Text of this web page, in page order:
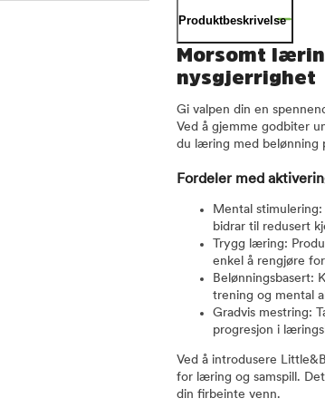
Produktbeskrivelse
Morsomt
nysgjerrighet
Gi valpen din en
Ved å gjemme godbiter
du læring med belønning
Fordeler med
Mental
bidrar til redusert
Trygg læring:
enkel å rengjøre
Belønningsbasert:
trening og mental
Gradvis mestring:
progresjon i
Ved å introdusere
for læring og samspill.
din firbeinte venn.